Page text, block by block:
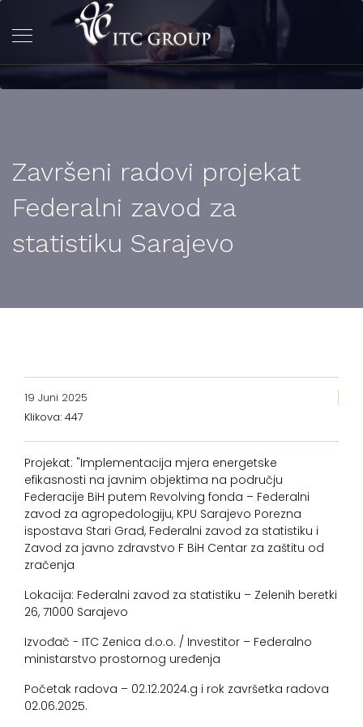
Završeni radovi projekat
Federalni zavod za
statistiku Sarajevo
19 Juni 2025
Klikova: 447
Projekat: "Implementacija mjera energetske
efikasnosti na javnim objektima na području
Federacije BiH putem Revolving fonda – Federalni
zavod za agropedologiju, KPU Sarajevo Porezna
ispostava Stari Grad, Federalni zavod za statistiku i
Zavod za javno zdravstvo F BiH Centar za zaštitu od
zračenja
Lokacija: Federalni zavod za statistiku – Zelenih beretki
26, 71000 Sarajevo
Izvođač - ITC Zenica d.o.o. / Investitor – Federalno
ministarstvo prostornog uređenja
Početak radova – 02.12.2024.g i rok završetka radova
02.06.2025.